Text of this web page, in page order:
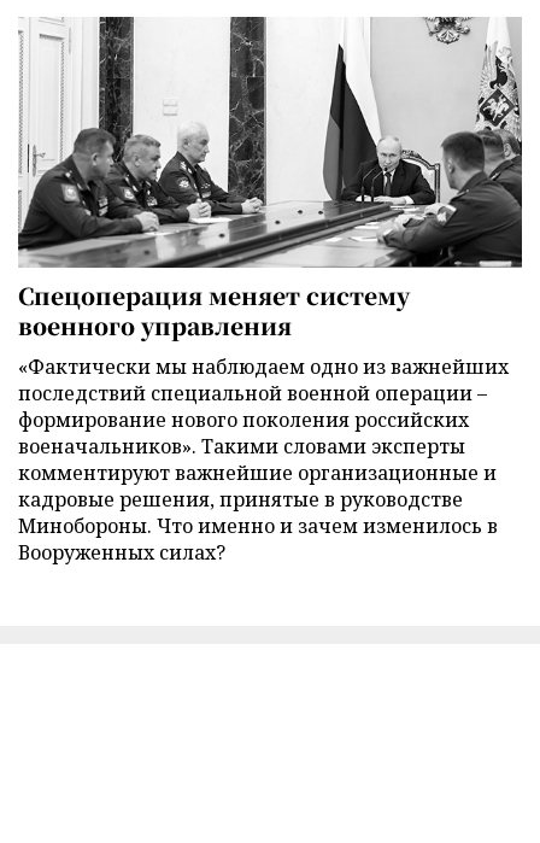
Спецоперация меняет систему
военного управления
«Фактически мы наблюдаем одно из важнейших
последствий специальной военной операции –
формирование нового поколения российских
военачальников». Такими словами эксперты
комментируют важнейшие организационные и
кадровые решения, принятые в руководстве
Минобороны. Что именно и зачем изменилось в
Вооруженных силах?